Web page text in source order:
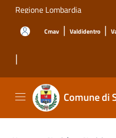
Salta al contenuto principale
Regione Lombardia
Cmav | Valdidentro |
|
Comune di